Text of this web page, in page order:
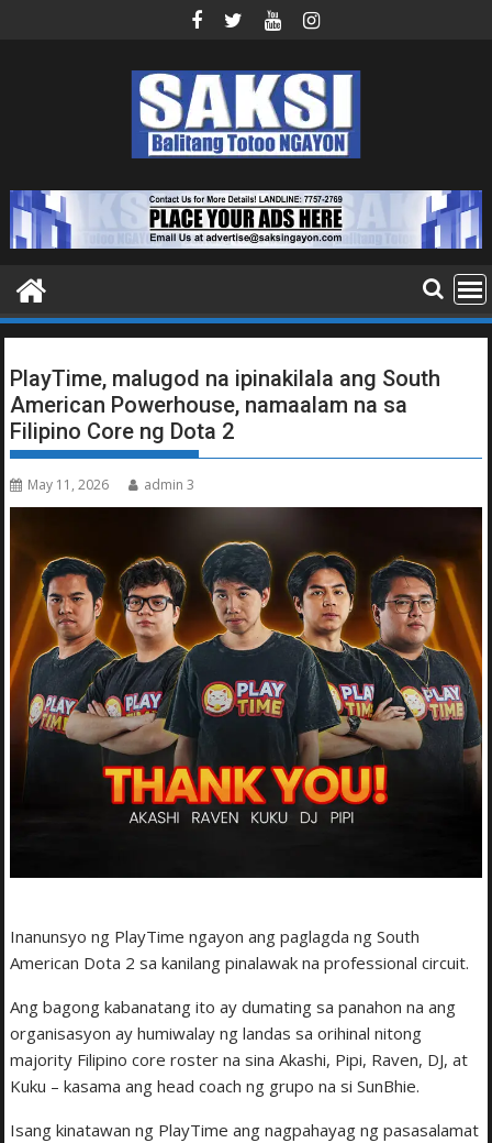
PlayTime, malugod na ipinakilala ang South
American Powerhouse, namaalam na sa
Filipino Core ng Dota 2
May 11, 2026 admin 3
Inanunsyo ng PlayTime ngayon ang paglagda ng South
American Dota 2 sa kanilang pinalawak na professional circuit.
Ang bagong kabanatang ito ay dumating sa panahon na ang
organisasyon ay humiwalay ng landas sa orihinal nitong
majority Filipino core roster na sina Akashi, Pipi, Raven, DJ, at
Kuku – kasama ang head coach ng grupo na si SunBhie.
Isang kinatawan ng PlayTime ang nagpahayag ng pasasalamat